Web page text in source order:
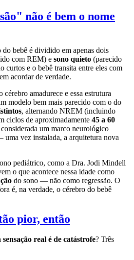
não é bem o nome
do bebê é dividido em apenas dois
com REM) e sono quieto (parecido
curtos e o bebê transita entre eles com
acordar de verdade.
cérebro amadurece e essa estrutura
modelo bem mais parecido com o do
, alternando NREM (incluindo
ciclos de aproximadamente 45 a 60
considerada um marco neurológico
uma vez instalada, a arquitetura nova
pediátrico, como a Dra. Jodi Mindell
o que acontece nessa idade como
do sono — não como regressão. O
é, na verdade, o cérebro do bebê
pior, então
sensação real é de catástrofe? Três